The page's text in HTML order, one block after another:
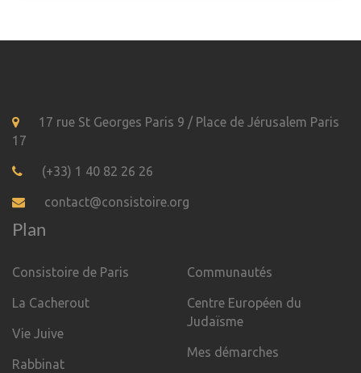
17 rue St Georges Paris 9 / Place de Jérusalem Paris
17
(+33) 1 40 82 26 26
contact@consistoire.org
Plan
Consistoire de Paris
La Cacherout
Vie Juive
Rabbinat
Communautés
Centre Européen du
Judaïsme
Mes démarches